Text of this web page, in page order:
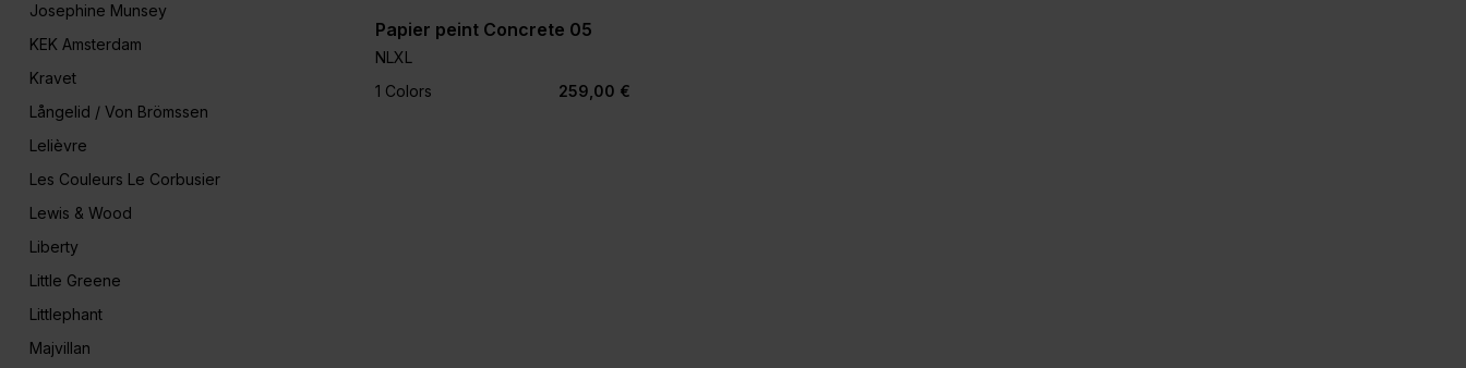
Josephine Munsey
KEK Amsterdam
Kravet
Långelid / Von Brömssen
Lelièvre
Les Couleurs Le Corbusier
Lewis & Wood
Liberty
Little Greene
Littlephant
Majvillan
Papier peint Concrete 05
NLXL
1 Colors
259,00 €